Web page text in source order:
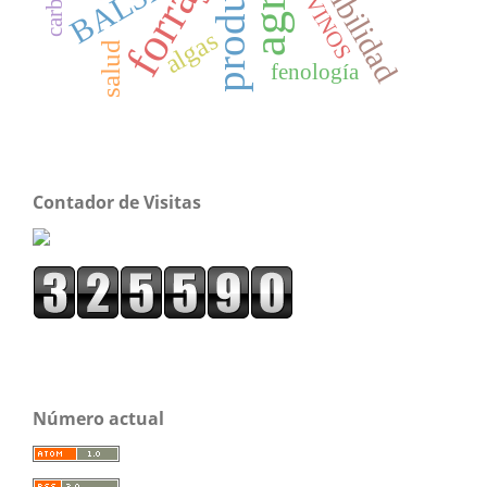
algas
salud fenología
Contador de Visitas
Número actual